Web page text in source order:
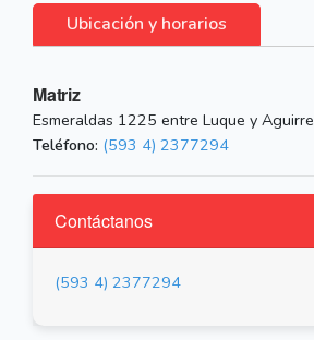
Ubicación y horarios
Matriz
Esmeraldas 1225 entre Luque y Aguirre
Teléfono: (593 4) 2377294
Contáctanos
(593 4) 2377294